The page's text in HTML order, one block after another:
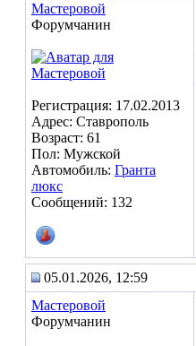
Мастеровой
Форумчанин
Регистрация: 17.02.2013
Адрес: Ставрополь
Возраст: 61
Пол: Мужской
Автомобиль: Гранта
люкс
Сообщений: 132
05.01.2026, 12:59
Мастеровой
Форумчанин